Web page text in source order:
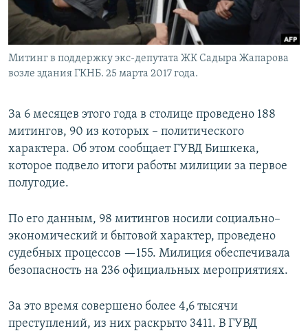
Митинг в поддержку экс-депутата ЖК Садыра Жапарова
возле здания ГКНБ. 25 марта 2017 года.
За 6 месяцев этого года в столице проведено 188
митингов, 90 из которых – политического
характера. Об этом сообщает ГУВД Бишкека,
которое подвело итоги работы милиции за первое
полугодие.
По его данным, 98 митингов носили социально–
экономический и бытовой характер, проведено
судебных процессов —155. Милиция обеспечивала
безопасность на 236 официальных мероприятиях.
За это время совершено более 4,6 тысячи
преступлений, из них раскрыто 3411. В ГУВД